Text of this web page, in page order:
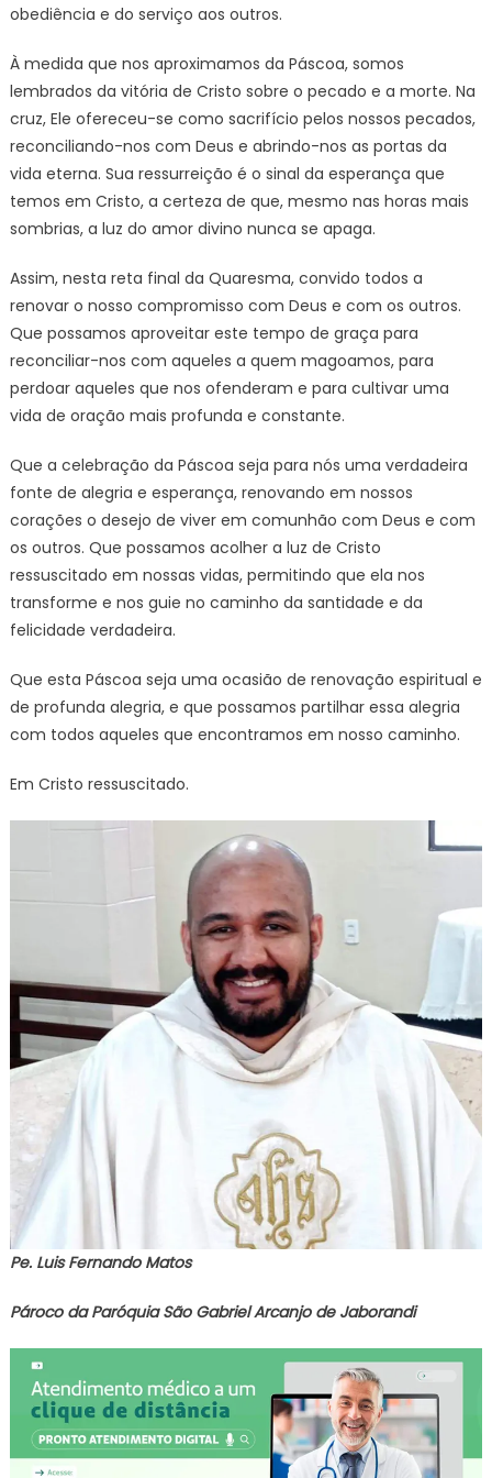
obediência e do serviço aos outros.
À medida que nos aproximamos da Páscoa, somos
lembrados da vitória de Cristo sobre o pecado e a morte. Na
cruz, Ele ofereceu-se como sacrifício pelos nossos pecados,
reconciliando-nos com Deus e abrindo-nos as portas da
vida eterna. Sua ressurreição é o sinal da esperança que
temos em Cristo, a certeza de que, mesmo nas horas mais
sombrias, a luz do amor divino nunca se apaga.
Assim, nesta reta final da Quaresma, convido todos a
renovar o nosso compromisso com Deus e com os outros.
Que possamos aproveitar este tempo de graça para
reconciliar-nos com aqueles a quem magoamos, para
perdoar aqueles que nos ofenderam e para cultivar uma
vida de oração mais profunda e constante.
Que a celebração da Páscoa seja para nós uma verdadeira
fonte de alegria e esperança, renovando em nossos
corações o desejo de viver em comunhão com Deus e com
os outros. Que possamos acolher a luz de Cristo
ressuscitado em nossas vidas, permitindo que ela nos
transforme e nos guie no caminho da santidade e da
felicidade verdadeira.
Que esta Páscoa seja uma ocasião de renovação espiritual e
de profunda alegria, e que possamos partilhar essa alegria
com todos aqueles que encontramos em nosso caminho.
Em Cristo ressuscitado.
Pe. Luis Fernando Matos
Pároco da Paróquia São Gabriel Arcanjo de Jaborandi